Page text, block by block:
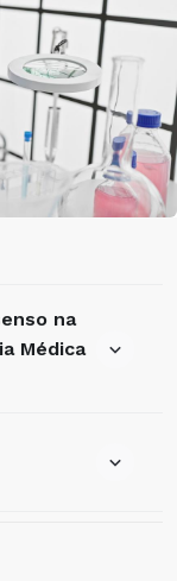
na
Médica